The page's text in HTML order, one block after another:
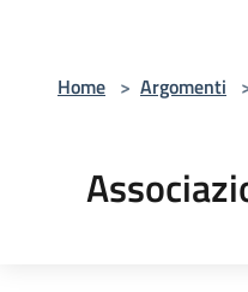
Home > Argomenti